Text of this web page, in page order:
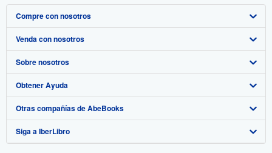
Compre con nosotros
Búsqueda avanzada
Colecciones
Mi cuenta
Mis pedidos
Ver carrito
Venda con nosotros
Comenzar a vender
Únase a nuestro programa de afiliados
Recomiende un vendedor
Sobre nosotros
Sobre IberLibro
Medios
Empleo
Obtener Ayuda
Preguntas frecuentes y guías
Atención al Cliente
Otras compañías de AbeBooks
AbeBooks.com
Siga a IberLibro